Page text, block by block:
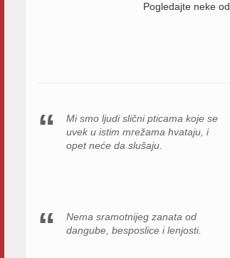
Pogledajte neke od
Mi smo ljudi slični pticama koje se
uvek u istim mrežama hvataju, i
opet neće da slušaju.
Nema sramotnijeg zanata od
dangube, besposlice i lenjosti.